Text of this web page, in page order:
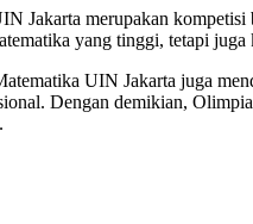
Jakarta merupakan
yang tinggi, tetapi
UIN Jakarta juga
Dengan demikian,